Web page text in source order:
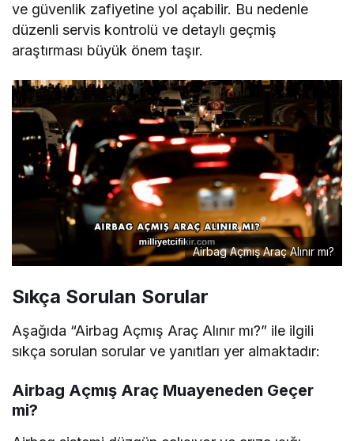
ve güvenlik zafiyetine yol açabilir. Bu nedenle
düzenli servis kontrolü ve detaylı geçmiş
araştırması büyük önem taşır.
Airbag Açmış Araç Alınır mı?
Sıkça Sorulan Sorular
Aşağıda “Airbag Açmış Araç Alınır mı?” ile ilgili
sıkça sorulan sorular ve yanıtları yer almaktadır:
Airbag Açmış Araç Muayeneden Geçer
mi?